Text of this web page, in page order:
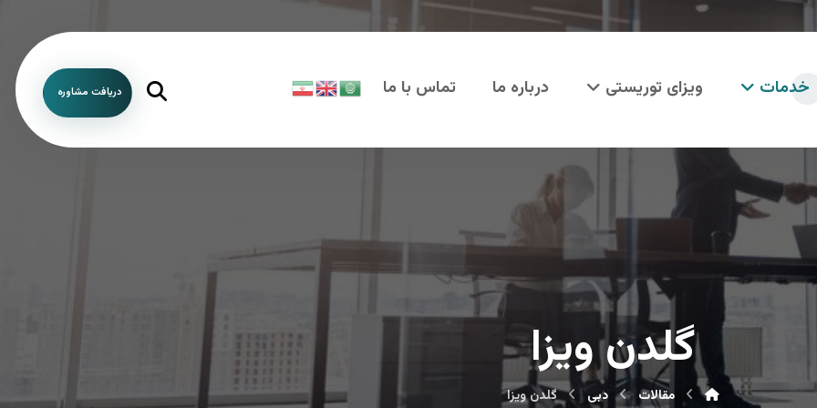
خدمات ویزای توریستی درباره ما تماس با ما دریافت مشاوره
گلدن ویزا
مقالات دبی گلدن ویزا